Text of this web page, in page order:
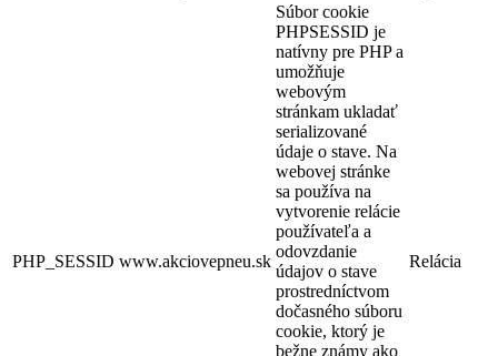
PHP_SESSID www.akciovepneu.sk
Súbor cookie
PHPSESSID je
natívny pre PHP a
umožňuje
webovým
stránkam ukladať
serializované
údaje o stave. Na
webovej stránke
sa používa na
vytvorenie relácie
používateľa a
odovzdanie
údajov o stave
prostredníctvom
dočasného súboru
cookie, ktorý je
bežne známy ako
Relácia